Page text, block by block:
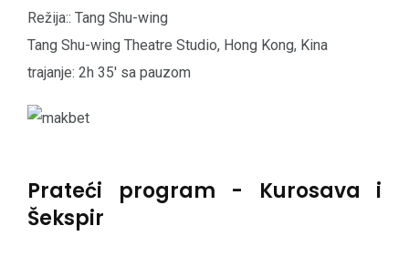
Režija:: Tang Shu-wing
Tang Shu-wing Theatre Studio, Hong Kong, Kina
trajanje: 2h 35' sa pauzom
Prateći program - Kurosava i
Šekspir